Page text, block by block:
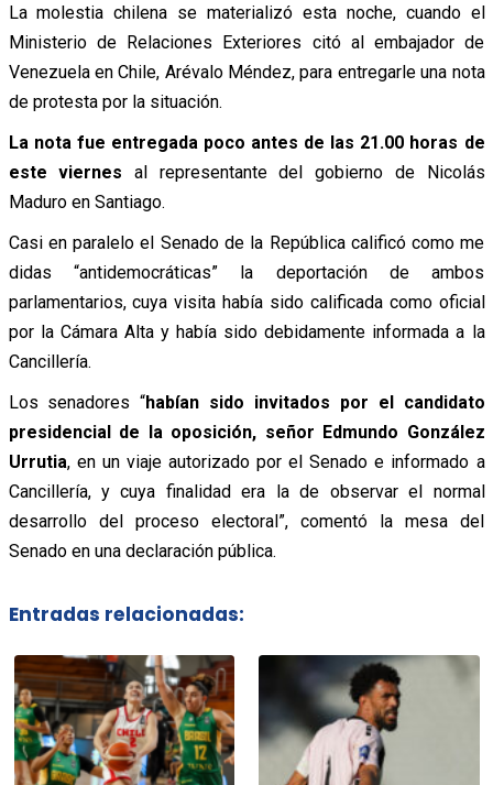
La molestia chilena se materializó esta noche, cuando el
Ministerio de Relaciones Exteriores citó al embajador de
Venezuela en Chile, Arévalo Méndez, para entregarle una nota
de protesta por la situación.
La nota fue entregada poco antes de las 21.00 horas de
este viernes al representante del gobierno de Nicolás
Maduro en Santiago.
Casi en paralelo el Senado de la República calificó como me
didas “antidemocráticas” la deportación de ambos
parlamentarios, cuya visita había sido calificada como oficial
por la Cámara Alta y había sido debidamente informada a la
Cancillería.
Los senadores “habían sido invitados por el candidato
presidencial de la oposición, señor Edmundo González
Urrutia, en un viaje autorizado por el Senado e informado a
Cancillería, y cuya finalidad era la de observar el normal
desarrollo del proceso electoral”, comentó la mesa del
Senado en una declaración pública.
Entradas relacionadas: